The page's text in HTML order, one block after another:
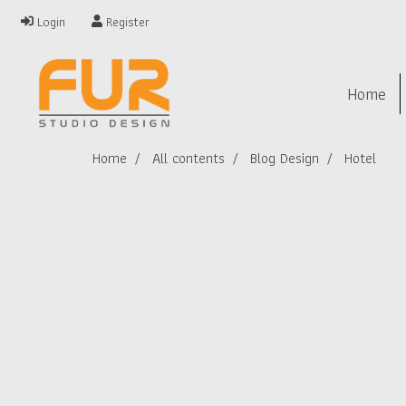
Login Register
Home
Home All contents Blog Design Hotel